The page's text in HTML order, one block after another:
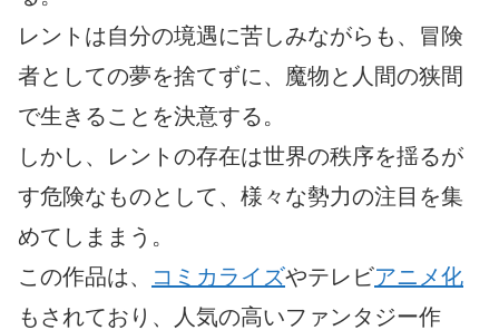
レントは自分の境遇に苦しみながらも、冒険
者としての夢を捨てずに、魔物と人間の狭間
で生きることを決意する。
しかし、レントの存在は世界の秩序を揺るが
す危険なものとして、様々な勢力の注目を集
めてしままう。
この作品は、
コミカライズやテレビアニメ化
もされており、人気の高いファンタジー作